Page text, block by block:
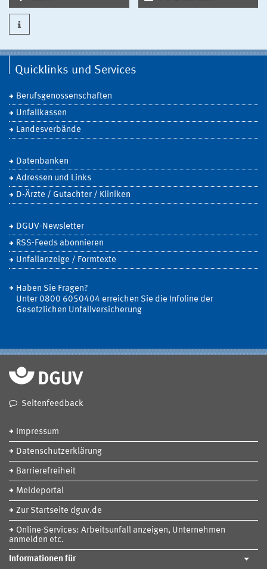
Quicklinks und Services
Berufsgenossenschaften
Unfallkassen
Landesverbände
Datenbanken
Adressen und Links
D-Ärzte / Gutachter / Kliniken
DGUV-Newsletter
RSS-Feeds abonnieren
Unfallanzeige / Formtexte
Haben Sie Fragen?
Unter 0800 6050404 erreichen Sie die Infoline der
Gesetzlichen Unfallversicherung
Seitenfeedback
Impressum
Datenschutzerklärung
Barrierefreiheit
Meldeportal
Zur Startseite dguv.de
Online-Services: Arbeitsunfall anzeigen, Unternehmen
anmelden etc.
Informationen für